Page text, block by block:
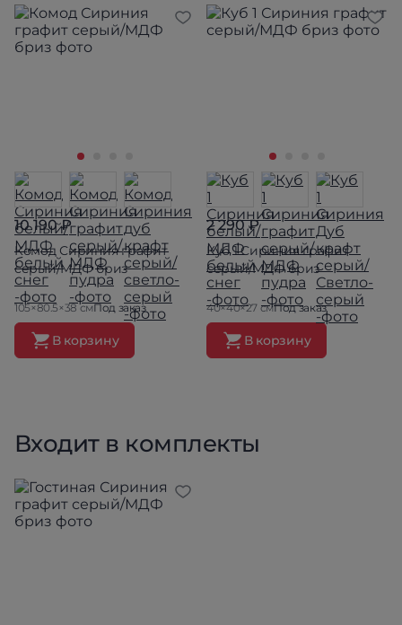
10 190 ₽
Комод Сириния графит
серый/МДФ бриз
105×80.5×38 смПод заказ
В корзину
2 290 ₽
Куб 1 Сириния графит
серый/МДФ бриз
40×40×27 смПод заказ
В корзину
Входит в комплекты